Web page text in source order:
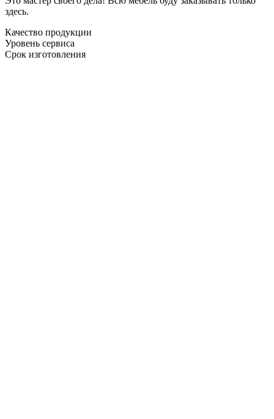
здесь.
Качество продукции
Уровень сервиса
Срок изготовления